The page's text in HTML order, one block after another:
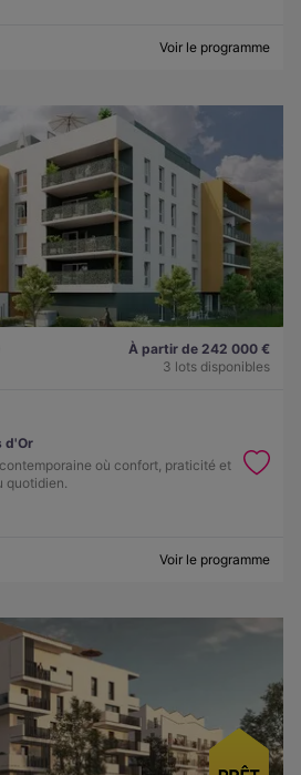
Voir le programme
À partir de 242 000 €
3 lots disponibles
d'Or
où confort, praticité et
quotidien.
Voir le programme